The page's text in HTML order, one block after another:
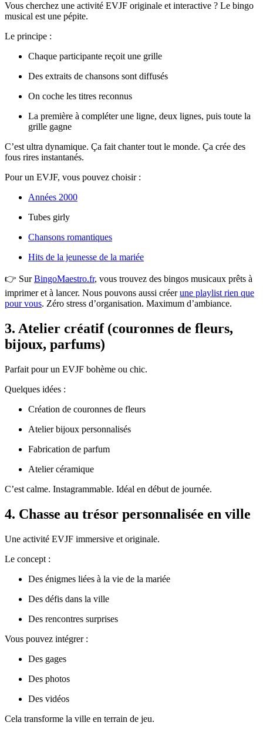
Vous cherchez une activité EVJF originale et interactive ? Le bingo
musical est une pépite.
Le principe :
Chaque participante reçoit une grille
Des extraits de chansons sont diffusés
On coche les titres reconnus
La première à compléter une ligne, deux lignes, puis toute la
grille gagne
C’est ultra dynamique. Ça fait chanter tout le monde. Ça crée des
fous rires instantanés.
Pour un EVJF, vous pouvez choisir :
Années 2000
Tubes girly
Chansons romantiques
Hits de la jeunesse de la mariée
👉 SurBingoMaestro.fr, vous trouvez des bingos musicaux prêts à
imprimer et à lancer. Nous pouvons aussi créerune playlist rien que
pour vous. Zéro stress d’organisation. Maximum d’ambiance.
3. Atelier créatif (couronnes de fleurs,
bijoux, parfums)
Parfait pour un EVJF bohème ou chic.
Quelques idées :
Création de couronnes de fleurs
Atelier bijoux personnalisés
Fabrication de parfum
Atelier céramique
C’est calme. Instagrammable. Idéal en début de journée.
4. Chasse au trésor personnalisée en ville
Une activité EVJF immersive et originale.
Le concept :
Des énigmes liées à la vie de la mariée
Des défis dans la ville
Des rencontres surprises
Vous pouvez intégrer :
Des gages
Des photos
Des vidéos
Cela transforme la ville en terrain de jeu.